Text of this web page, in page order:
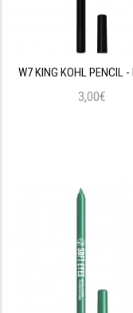
W7 KING KOHL PENCIL
3,00€